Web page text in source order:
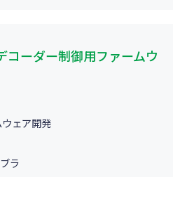
コーダー制御用ファームウ
ェア開発
ラ